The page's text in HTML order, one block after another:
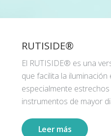
RUTISIDE®
El RUTISIDE® es una
que facilita la iluminación
especialmente
instrumentos de mayor
Leer más